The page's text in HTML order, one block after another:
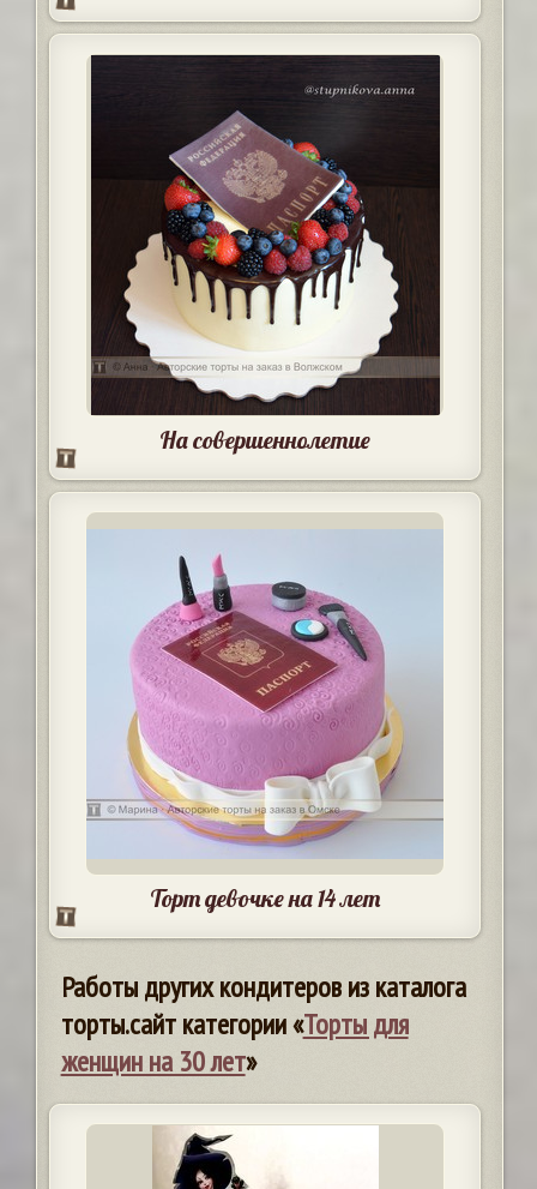
На совершеннолетие
Торт девочке на 14 лет
Работы других кондитеров из каталога
торты.сайт категории «Торты для
женщин на 30 лет»